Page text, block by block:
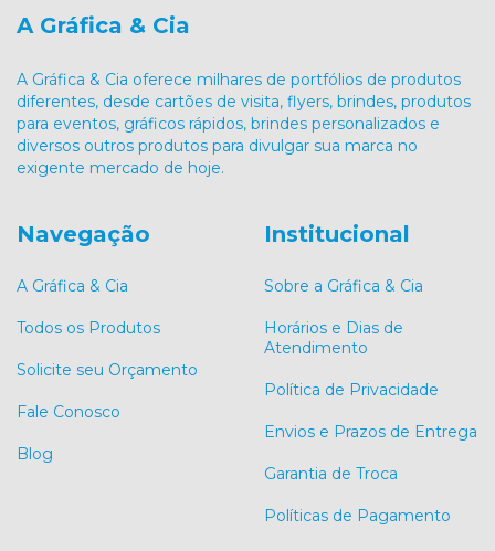
A Gráfica & Cia
A Gráfica & Cia oferece milhares de portfólios de produtos
diferentes, desde cartões de visita, flyers, brindes, produtos
para eventos, gráficos rápidos, brindes personalizados e
diversos outros produtos para divulgar sua marca no
exigente mercado de hoje.
Navegação
A Gráfica & Cia
Todos os Produtos
Solicite seu Orçamento
Fale Conosco
Blog
Institucional
Sobre a Gráfica & Cia
Horários e Dias de
Atendimento
Política de Privacidade
Envios e Prazos de Entrega
Garantia de Troca
Políticas de Pagamento